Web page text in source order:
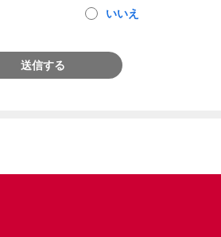
いいえ
送信する